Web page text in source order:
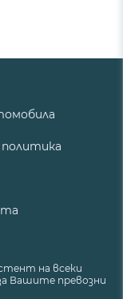
на всеки
Вашите превозни